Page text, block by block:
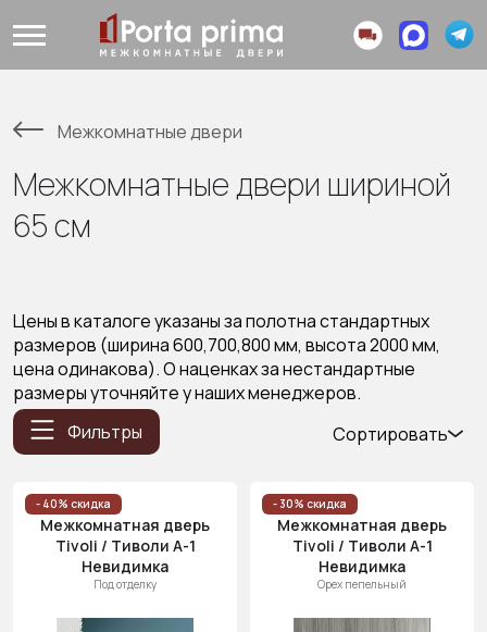
Межкомнатные двери
Межкомнатные двери шириной
65 см
Цены в каталоге указаны за полотна стандартных
размеров (ширина 600,700,800 мм, высота 2000 мм,
цена одинакова). О наценках за нестандартные
размеры уточняйте у наших менеджеров.
Фильтры
Сортировать
Цена
(возр.)
Цена (убыв.)
Cначала
новинки
- 40% скидка
Межкомнатная дверь
Tivoli / Тиволи А-1
Невидимка
Под отделку
- 30% скидка
Межкомнатная дверь
Tivoli / Тиволи А-1
Невидимка
Орех пепельный